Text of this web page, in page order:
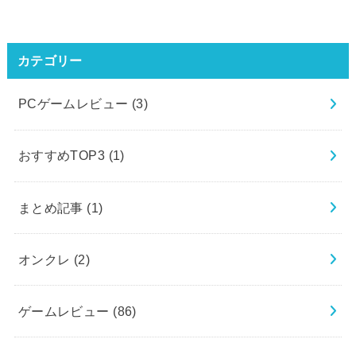
カテゴリー
PCゲームレビュー (3)
おすすめTOP3 (1)
まとめ記事 (1)
オンクレ (2)
ゲームレビュー (86)